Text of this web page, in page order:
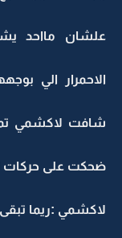
علشان مااحد
الاحمرار الي
شافت لاكشمي
ضحكت على حركات
لاكشمي :ريما